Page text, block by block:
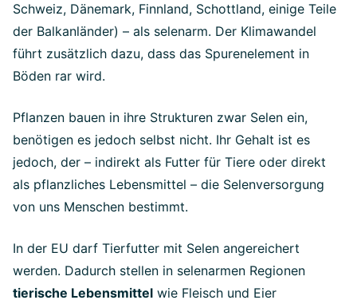
Schweiz, Dänemark, Finnland, Schottland, einige Teile
der Balkanländer) – als selenarm. Der Klimawandel
führt zusätzlich dazu, dass das Spurenelement in
Böden rar wird.
Pflanzen bauen in ihre Strukturen zwar Selen ein,
benötigen es jedoch selbst nicht. Ihr Gehalt ist es
jedoch, der – indirekt als Futter für Tiere oder direkt
als pflanzliches Lebensmittel – die Selenversorgung
von uns Menschen bestimmt.
In der EU darf Tierfutter mit Selen angereichert
werden. Dadurch stellen in selenarmen Regionen
tierische Lebensmittel wie Fleisch und Eier